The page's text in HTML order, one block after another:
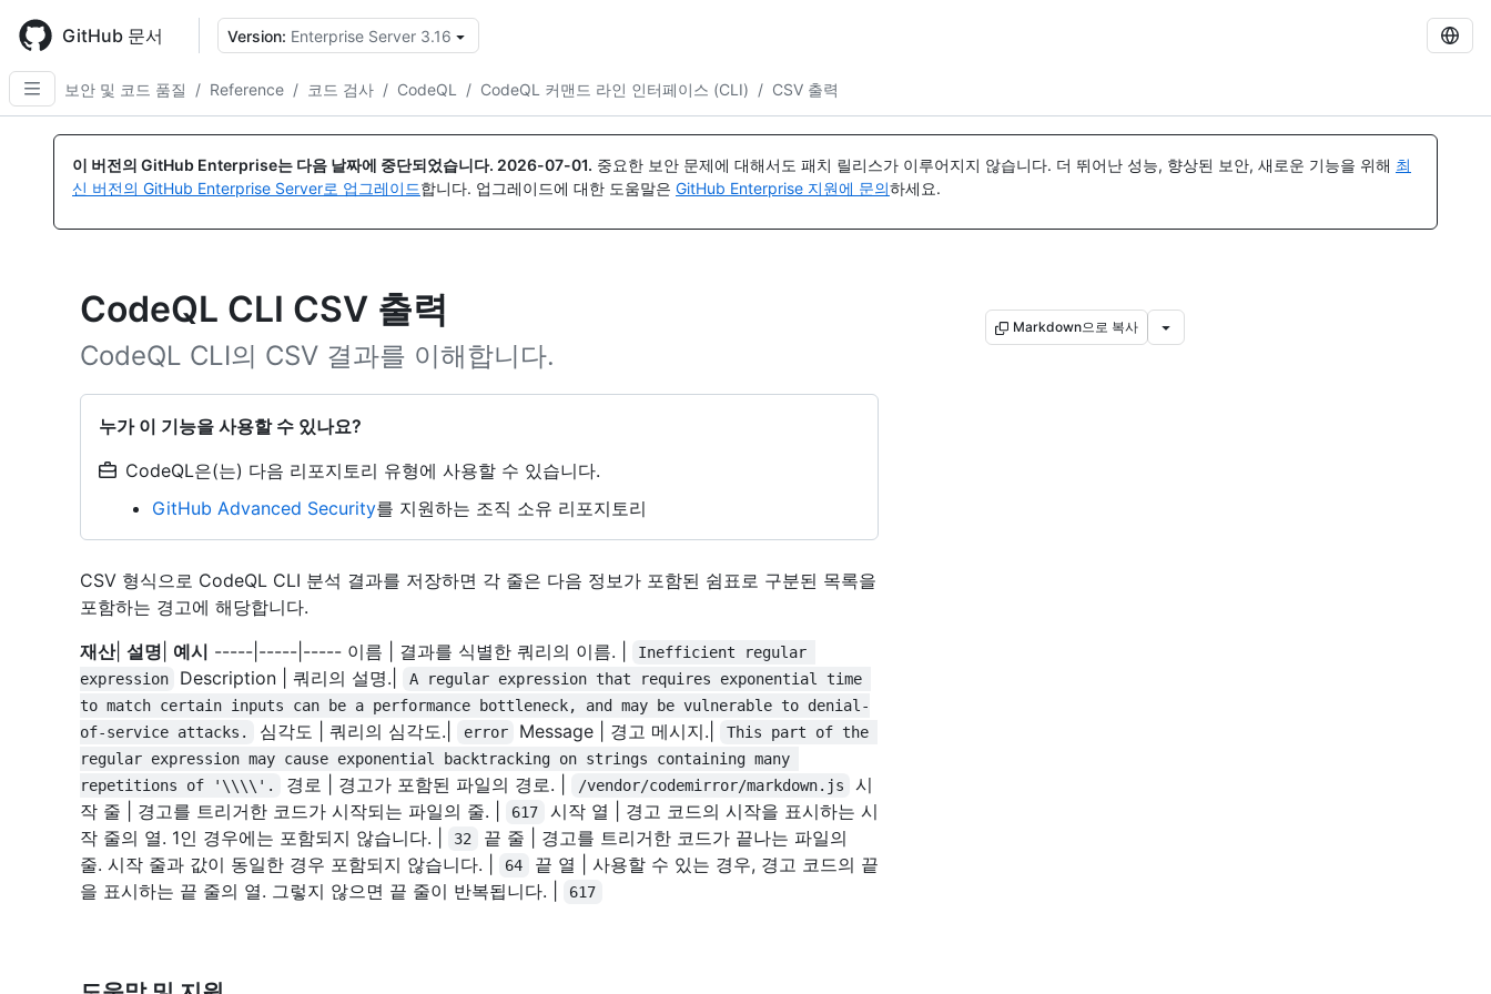
main
content
GitHub 문서 Version: Enterprise Server 3.16
보안 및 코드 품질
/ Reference / 코드 검사 / CodeQL / CodeQL 커맨드 라인 인터페이스 (CLI) / CSV 출력
이 버전의 GitHub Enterprise는 다음 날짜에 중단되었습니다. 2026-07-01. 중요한 보안 문제에 대해서도 패치 릴리스가 이루어지지 않습니다. 더 뛰어난 성능, 향상된 보안, 새로운 기능을 위해 최
신 버전의 GitHub Enterprise Server로 업그레이드합니다. 업그레이드에 대한 도움말은 GitHub Enterprise 지원에 문의하세요.
CodeQL CLI CSV 출력
CodeQL CLI의 CSV 결과를 이해합니다.
누가 이 기능을 사용할 수 있나요?
CodeQL은(는) 다음 리포지토리 유형에 사용할 수 있습니다.
GitHub Advanced Security를 지원하는 조직 소유 리포지토리
Markdown으로 복사
CSV 형식으로 CodeQL CLI 분석 결과를 저장하면 각 줄은 다음 정보가 포함된 쉼표로 구분된 목록을
포함하는 경고에 해당합니다.
재산| 설명 예시 -----|-----|----- 이름 | 결과를 식별한 쿼리의 이름. |
Inefficient regular
expression
Description | 쿼리의 설명.|
A regular expression that requires exponential time
to match certain inputs can be a performance bottleneck, and may be vulnerable to denial-
of-service attacks.
심각도 | 쿼리의 심각도.| error Message | 경고 메시지.|
This part of the
regular expression may cause exponential backtracking on strings containing many
repetitions of '\\\\'.
경로 | 경고가 포함된 파일의 경로. | /vendor/codemirror/markdown.js
시
작 줄 | 경고를 트리거한 코드가 시작되는 파일의 줄. |
617
시작 열 | 경고 코드의 시작을 표시하는 시
작 줄의 열. 1인 경우에는 포함되지 않습니다. |
32
끝 줄 | 경고를 트리거한 코드가 끝나는 파일의
줄. 시작 줄과 값이 동일한 경우 포함되지 않습니다. |
64
끝 열 | 사용할 수 있는 경우, 경고 코드의 끝
을 표시하는 끝 줄의 열. 그렇지 않으면 끝 줄이 반복됩니다. |
617